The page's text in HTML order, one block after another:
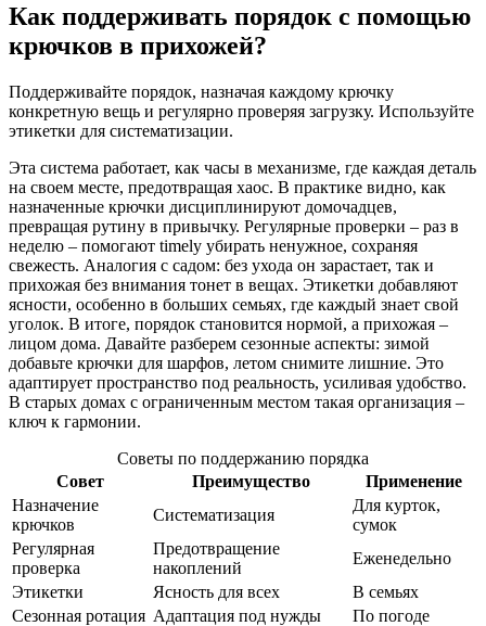
Как поддерживать порядок с помощью
крючков в прихожей?
Поддерживайте порядок, назначая каждому крючку
конкретную вещь и регулярно проверяя загрузку. Используйте
этикетки для систематизации.
Эта система работает, как часы в механизме, где каждая деталь
на своем месте, предотвращая хаос. В практике видно, как
назначенные крючки дисциплинируют домочадцев,
превращая рутину в привычку. Регулярные проверки – раз в
неделю – помогают timely убирать ненужное, сохраняя
свежесть. Аналогия с садом: без ухода он зарастает, так и
прихожая без внимания тонет в вещах. Этикетки добавляют
ясности, особенно в больших семьях, где каждый знает свой
уголок. В итоге, порядок становится нормой, а прихожая –
лицом дома. Давайте разберем сезонные аспекты: зимой
добавьте крючки для шарфов, летом снимите лишние. Это
адаптирует пространство под реальность, усиливая удобство.
В старых домах с ограниченным местом такая организация –
ключ к гармонии.
Советы по поддержанию порядка
Совет
Преимущество
Применение
Назначение
крючков
Систематизация
Для курток,
сумок
Регулярная
проверка
Предотвращение
накоплений
Еженедельно
Этикетки
Ясность для всех
В семьях
Сезонная ротация Адаптация под нужды По погоде